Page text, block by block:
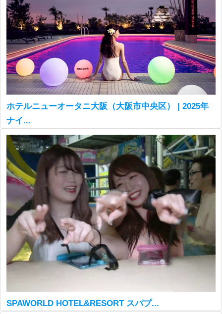
ホテルニューオータニ大阪（大阪市中央区） | 2025年
ナイ...
SPAWORLD HOTEL&RESORT スパプ...